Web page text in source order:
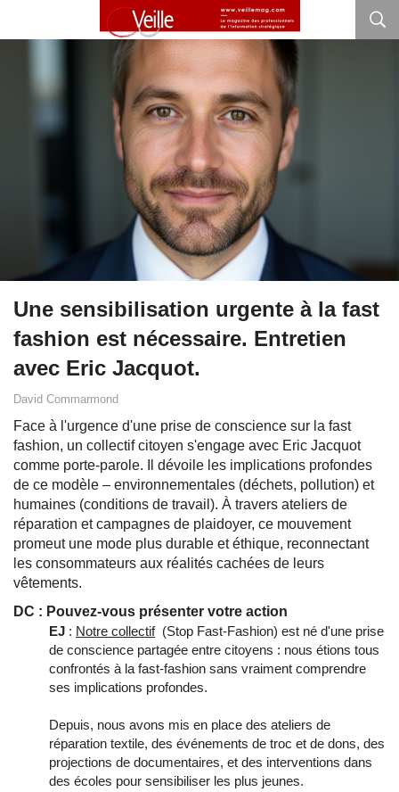
Une sensibilisation urgente à la fast
fashion est nécessaire. Entretien
avec Eric Jacquot.
David Commarmond
Face à l'urgence d'une prise de conscience sur la fast
fashion, un collectif citoyen s'engage avec Eric Jacquot
comme porte-parole. Il dévoile les implications profondes
de ce modèle – environnementales (déchets, pollution) et
humaines (conditions de travail). À travers ateliers de
réparation et campagnes de plaidoyer, ce mouvement
promeut une mode plus durable et éthique, reconnectant
les consommateurs aux réalités cachées de leurs
vêtements.
DC : Pouvez-vous présenter votre action
EJ : Notre collectif(Stop Fast-Fashion) est né d'une prise
de conscience partagée entre citoyens : nous étions tous
confrontés à la fast-fashion sans vraiment comprendre
ses implications profondes.
Depuis, nous avons mis en place des ateliers de
réparation textile, des événements de troc et de dons, des
projections de documentaires, et des interventions dans
des écoles pour sensibiliser les plus jeunes.